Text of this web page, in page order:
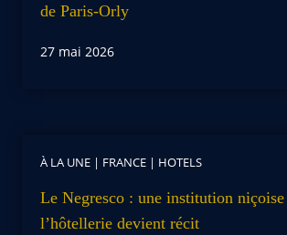
de Paris-Orly
27 mai 2026
À LA UNE | FRANCE | HOTELS
Le Negresco : une institution niçoise
l’hôtellerie devient récit